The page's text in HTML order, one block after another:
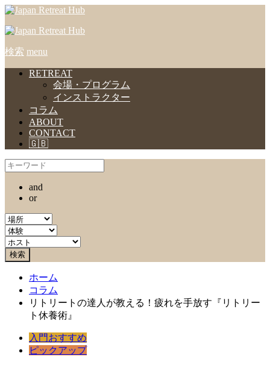
検索 menu
RETREAT
会場・プログラム
インストラクター
コラム
ABOUT
CONTACT
🇬🇧
and
or
ホーム
コラム
リトリートの達人が教える！疲れを手放す『リトリー
ト休養術』
入門おすすめ
ピックアップ